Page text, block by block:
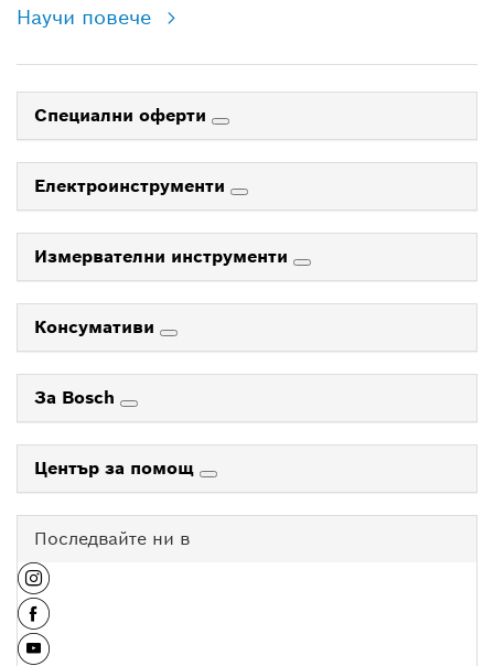
Научи повече
Специални оферти
Електроинструменти
Измервателни инструменти
Консумативи
За Bosch
Център за помощ
Последвайте ни в